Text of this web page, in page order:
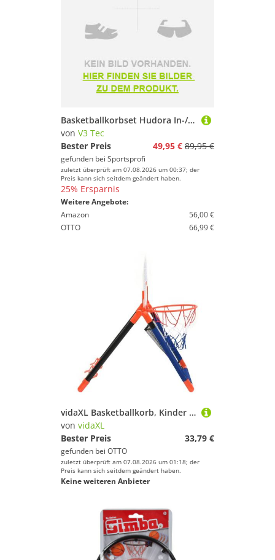
Basketballkorbset Hudora In-/Outdoors
von V3 Tec
Bester Preis
49,95 € 89,95 €
gefunden bei Sportsprofi
zuletzt überprüft am 07.08.2026 um 00:37; der
Preis kann sich seitdem geändert haben.
25% Ersparnis
Weitere Angebote:
Amazon
56,00 €
OTTO
66,99 €
vidaXL Basketballkorb, Kinder Basketball-Set Multifunktional für Boden und Wand
von vidaXL
Bester Preis
33,79 €
gefunden bei OTTO
zuletzt überprüft am 07.08.2026 um 01:18; der
Preis kann sich seitdem geändert haben.
Keine weiteren Anbieter